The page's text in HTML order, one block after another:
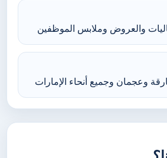
والعروض وملابس الموظفين
وعجمان وجميع أنحاء الإمارات